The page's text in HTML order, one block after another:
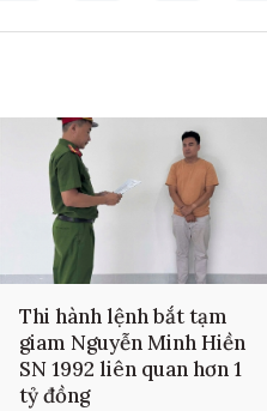
Thi hành lệnh bắt tạm
giam Nguyễn Minh Hiền
SN 1992 liên quan hơn 1
tỷ đồng